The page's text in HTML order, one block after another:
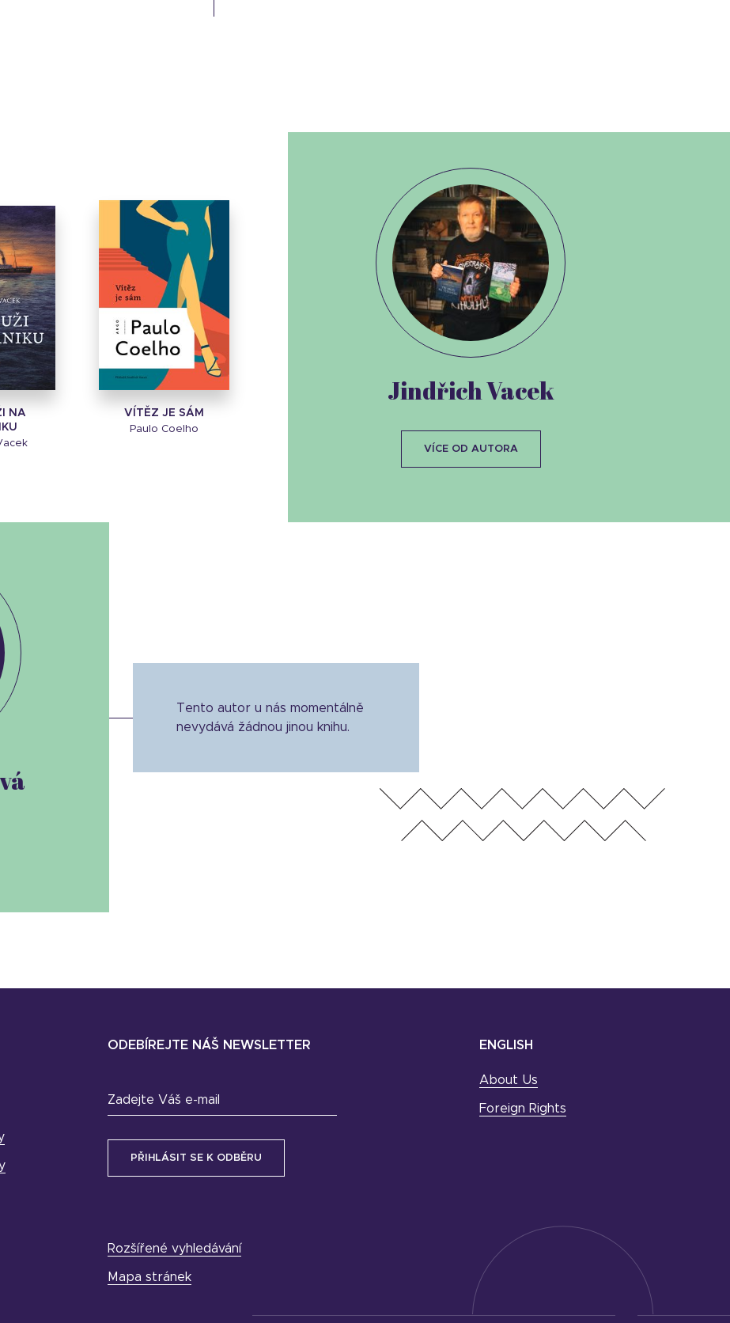
NA
VÍTĚZ JE SÁM
Paulo Coelho
Jindřich Vacek
VÍCE OD AUTORA
Tento autor u nás momentálně
nevydává žádnou jinou knihu.
ODEBÍREJTE NÁŠ NEWSLETTER
Zadejte Váš e-mail
Rozšířené vyhledávání
Mapa stránek
ENGLISH
About Us
Foreign Rights